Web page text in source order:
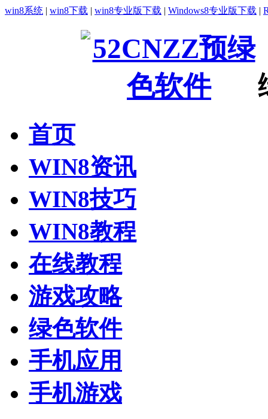
win8系统 | win8下载 | win8专业版下载 | Windows8专业版下载 |
首页
WIN8资讯
WIN8技巧
WIN8教程
在线教程
游戏攻略
绿色软件
手机应用
手机游戏